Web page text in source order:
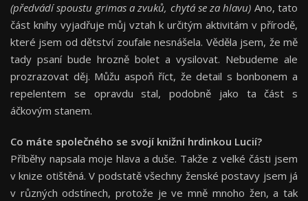
(předvádí spoustu grimas a zvuků, chytá se za hlavu) Ano, tato
část knihy vyjadřuje můj vztah k určitým aktivitám v přírodě,
které jsem od dětství zoufale nesnášela. Věděla jsem, že mě
tady psaní bude hrozně bolet a vysilovat. Nebudeme ale
prozrazovat děj. Můžu aspoň říct, že detail s bonbonem a
repelentem se opravdu stal, podobně jako ta část s
áčkovým stanem.
Co máte společného se svojí knižní hrdinkou Lucií?
Příběhy napsala moje hlava a duše. Takže z velké části jsem
v knize otištěná. V podstatě všechny ženské postavy jsem já
v různých odstínech, protože je ve mně mnoho žen, a tak